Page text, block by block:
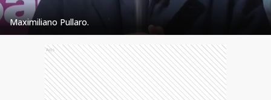
Maximiliano Pullaro.
Ads